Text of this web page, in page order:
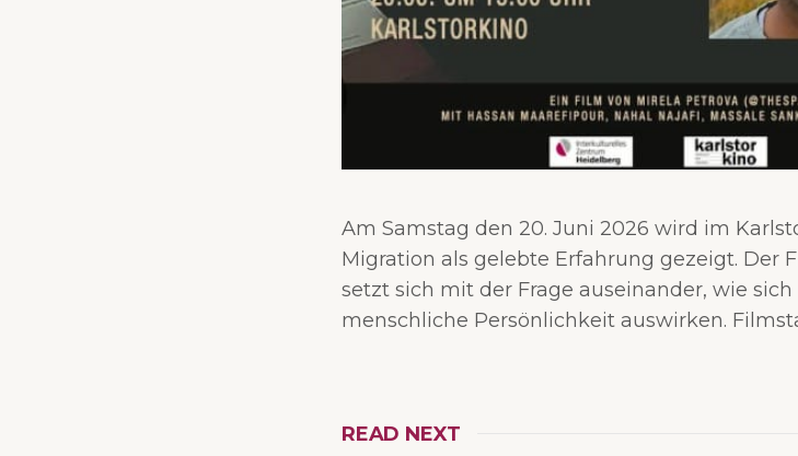
Am Samstag den 20. Juni 2026 wird im
Migration als gelebte Erfahrung gezeigt. Der
setzt sich mit der Frage auseinander, wie
menschliche Persönlichkeit auswirken.
READ NEXT